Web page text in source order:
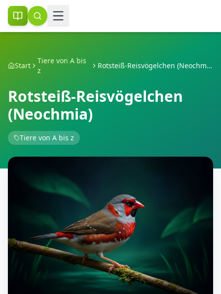
Start
Tiere von A bis
z
Rotsteiß-Reisvögelchen (Neochmia)
Rotsteiß-Reisvögelchen
(Neochmia)
Tiere von A bis z